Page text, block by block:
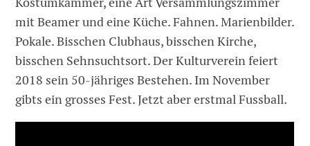
mit Beamer und eine Küche. Fahnen. Marienbilder.
Pokale. Bisschen Clubhaus, bisschen Kirche,
bisschen Sehnsuchtsort. Der Kulturverein feiert
2018 sein 50-jähriges Bestehen. Im November
gibts ein grosses Fest. Jetzt aber erstmal Fussball.